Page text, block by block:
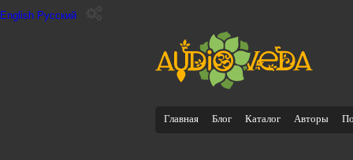
English Русский
Главная Блог Каталог Авторы